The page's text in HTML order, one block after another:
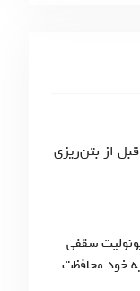
از بتن‌ریزی
سقفی
خود محافظت